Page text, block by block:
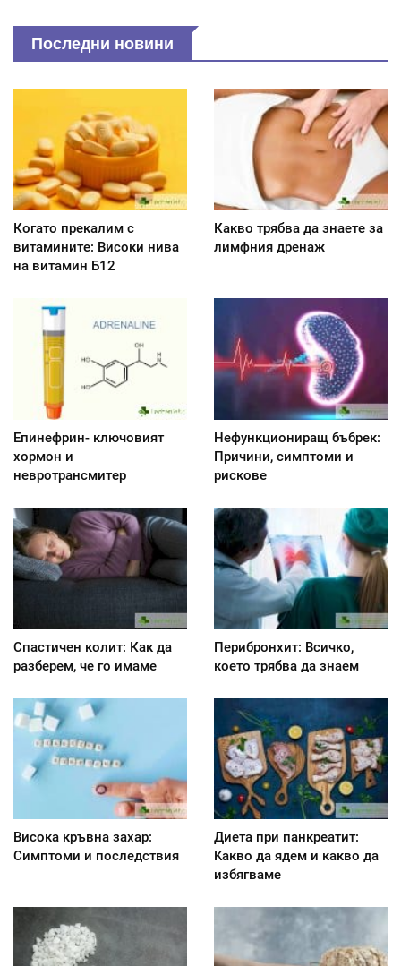
Последни новини
Когато прекалим с
витамините: Високи нива
на витамин Б12
Какво трябва да знаете за
лимфния дренаж
Епинефрин- ключовият
хормон и
невротрансмитер
Нефункциониращ бъбрек:
Причини, симптоми и
рискове
Спастичен колит: Как да
разберем, че го имаме
Перибронхит: Всичко,
което трябва да знаем
Висока кръвна захар:
Симптоми и последствия
Диета при панкреатит:
Kакво да ядем и какво да
избягваме